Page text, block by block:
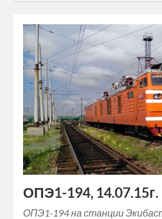
ОПЭ1-194, 14.07.15г.
ОПЭ1-194 на станции